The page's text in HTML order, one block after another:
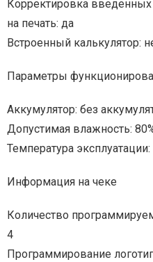
Корректировка
на печать: да
Встроенный калькулятор:
Параметры
Аккумулятор: без
Допустимая влажность:
Температура
Информация на чеке
Количество
4
Программирование